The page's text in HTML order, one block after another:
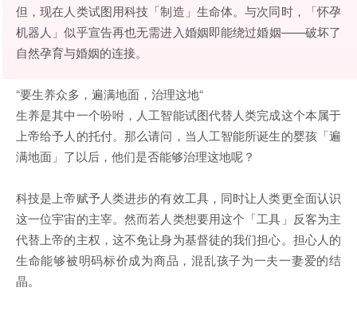
但，现在人类试图用科技「制造」生命体。与次同时，「怀孕
机器人」似乎宣告再也无需进入婚姻即能绕过婚姻——破坏了
自然孕育与婚姻的连接。
“要生养众多，遍满地面，治理这地“
生养是其中一个吩咐，人工智能试图代替人类完成这个本属于
上帝给予人的托付。那么请问，当人工智能所诞生的婴孩「遍
满地面」了以后，他们是否能够治理这地呢？
科技是上帝赋予人类进步的有效工具，同时让人类更全面认识
这一位宇宙的主宰。然而若人类想要用这个「工具」反客为主
代替上帝的主权，这不免让身为基督徒的我们担心。担心人的
生命能够被明码标价成为商品，混乱孩子为一夫一妻爱的结
晶。